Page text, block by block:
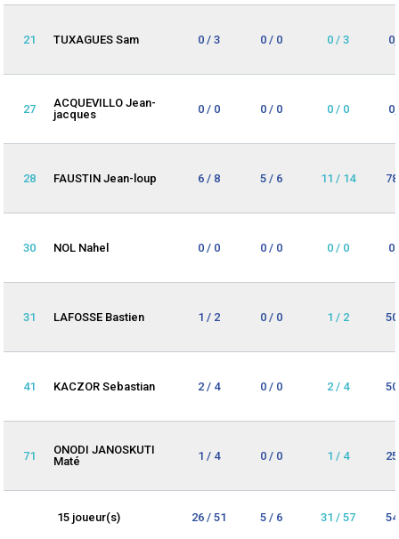
21 TUXAGUES Sam 0 / 3 0 / 0 0 / 3
27
ACQUEVILLO Jean-
jacques
0 / 0 0 / 0 0 / 0
28 FAUSTIN Jean-loup 6 / 8 5 / 6 11 / 14
30 NOL Nahel 0 / 0 0 / 0 0 / 0
31 LAFOSSE Bastien 1 / 2 0 / 0 1 / 2
41 KACZOR Sebastian 2 / 4 0 / 0 2 / 4
71
ONODI JANOSKUTI
Maté
1 / 4 0 / 0 1 / 4
15 joueur(s) 26 / 51 5 / 6 31 / 57